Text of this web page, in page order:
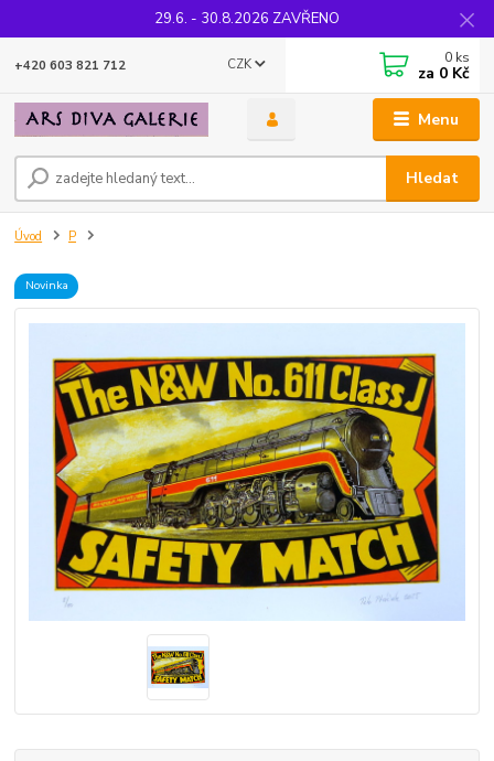
29.6. - 30.8.2026 ZAVŘENO
Menu
CZK
Hledat
+420 603 821 712 0 ks
za 0 Kč
Úvod P
Novinka